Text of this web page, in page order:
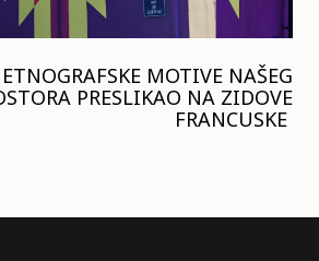
MOTIVE NAŠEG
PRESLIKAO NA ZIDOVE
FRANCUSKE